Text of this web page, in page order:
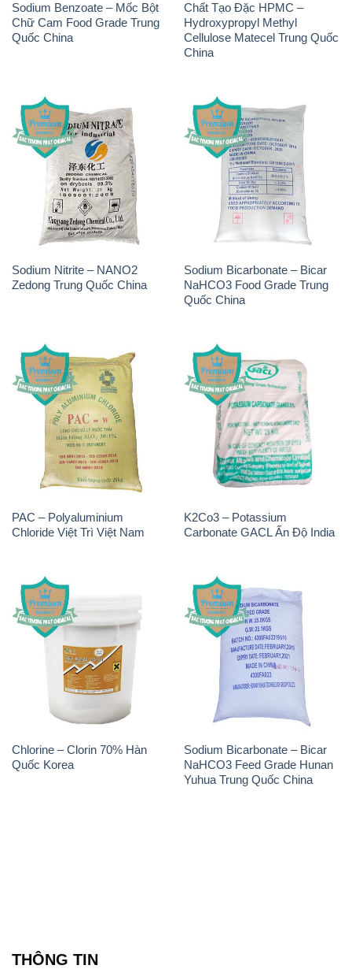
Sodium Benzoate – Mốc Bột
Chữ Cam Food Grade Trung
Quốc China
Chất Tạo Đặc HPMC –
Hydroxypropyl Methyl
Cellulose Matecel Trung Quốc
China
Sodium Nitrite – NANO2
Zedong Trung Quốc China
Sodium Bicarbonate – Bicar
NaHCO3 Food Grade Trung
Quốc China
PAC – Polyaluminium
Chloride Việt Trì Việt Nam
K2Co3 – Potassium
Carbonate GACL Ấn Độ India
Chlorine – Clorin 70% Hàn
Quốc Korea
Sodium Bicarbonate – Bicar
NaHCO3 Feed Grade Hunan
Yuhua Trung Quốc China
THÔNG TIN